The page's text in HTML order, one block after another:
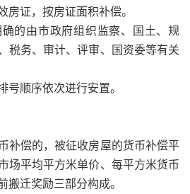
证，按房证面积补偿。
的由市政府组织监察、国土、规
税务、审计、评审、国资委等有关
号顺序依次进行安置。
补偿的，被征收房屋的货币补偿平
场平均平方米单价、每平方米货币
迁奖励三部分构成。